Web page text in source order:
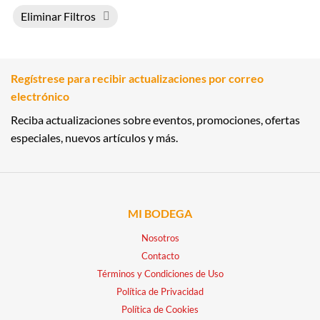
Eliminar Filtros
Regístrese para recibir actualizaciones por correo
electrónico
Reciba actualizaciones sobre eventos, promociones, ofertas
especiales, nuevos artículos y más.
MI BODEGA
Nosotros
Contacto
Términos y Condiciones de Uso
Política de Privacidad
Política de Cookies